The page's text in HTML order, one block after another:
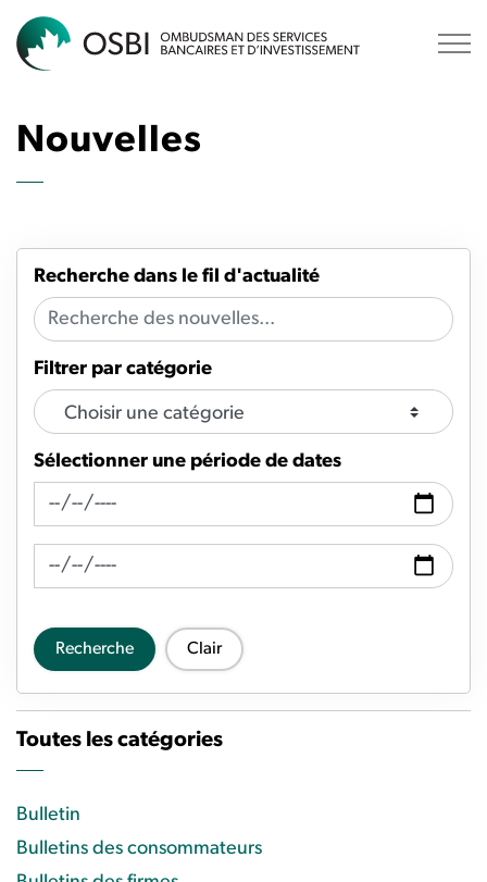
Nouvelles
Recherche dans le fil d'actualité
Filtrer par catégorie
Sélectionner une période de dates
Recherche de fil d'actualité Date de
Recherche de flux d'actualités Date à
Recherche Clair
Toutes les catégories
Bulletin
Bulletins des consommateurs